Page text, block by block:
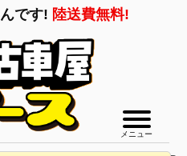
です! 陸送費無料!
メニュー